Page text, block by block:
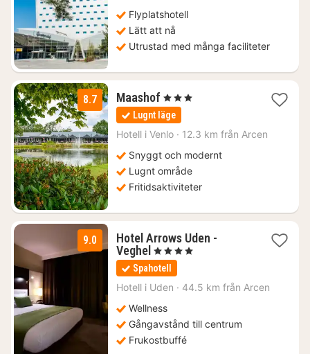
Flyplatshotell
Lätt att nå
Utrustad med många faciliteter
8.7 Maashof 1
natt
från
1541
, 3 Stjärnor
Lugnt läge
Hotell i Venlo · 12.3 km från Arcen
Snyggt och modernt
Lugnt område
Fritidsaktiviteter
9.0
Hotel Arrows Uden -
Veghel 1
natt
från
1811
, 4 Stjärnor
Spahotell
Hotell i Uden · 44.5 km från Arcen
Wellness
Gångavstånd till centrum
Frukostbuffé